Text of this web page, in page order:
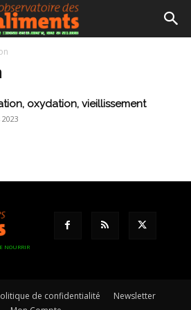
oxydation, vieillissement
NOURRIR
de confidentialité
Newsletter